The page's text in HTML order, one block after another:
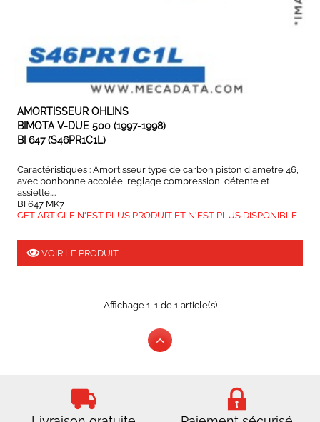
AMORTISSEUR OHLINS
BIMOTA V-DUE 500 (1997-1998)
BI 647 (S46PR1C1L)
Caractéristiques : Amortisseur type de carbon piston diametre 46,
avec bonbonne accolée, reglage compression, détente et
assiette....
BI 647 MK7
CET ARTICLE N'EST PLUS PRODUIT ET N'EST PLUS DISPONIBLE
VOIR LE PRODUIT
Affichage 1-1 de 1 article(s)